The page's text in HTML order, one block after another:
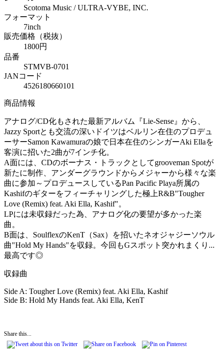
Scotoma Music / ULTRA-VYBE, INC.
フォーマット
7inch
販売価格（税抜）
1800円
品番
STMVB-0701
JANコード
4526180660101
商品情報
アナログ/CD化もされた最新アルバム『Lie-Sense』から、
Jazzy Sportとも交流の深いドイツはベルリン在住のプロデュ
ーサーSamon Kawamuraの娘で日本在住のシンガーAki Ellaを
客演に招いた2曲が7インチ化。
A面には、CDのボーナス・トラックとしてgrooveman Spotが
新たに制作、アンダーグラウンドからメジャーから様々な楽
曲に参加～プロデュースしているPan Pacific Playa所属の
Kashifのギターをフィーチャリングした極上R&B"Tougher
Love (Remix) feat. Aki Ella, Kashif"。
LPには未収録だった為、アナログ化の要望が多かった楽
曲。
B面は、SoulflexのKenT（Sax）を招いたネオジャジーソウル
曲"Hold My Hands"を収録。今回もGスポット突かれまくり...
最高です◎
収録曲
Side A: Tougher Love (Remix) feat. Aki Ella, Kashif
Side B: Hold My Hands feat. Aki Ella, KenT
Share this...